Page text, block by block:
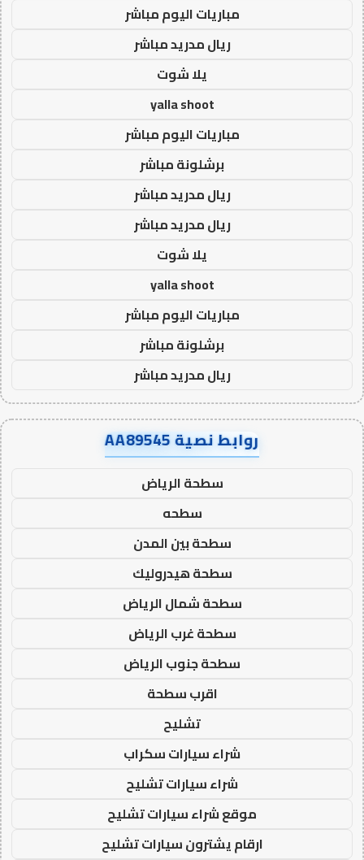
مباريات اليوم مباشر
ريال مدريد مباشر
يلا شوت
yalla shoot
مباريات اليوم مباشر
برشلونة مباشر
ريال مدريد مباشر
ريال مدريد مباشر
يلا شوت
yalla shoot
مباريات اليوم مباشر
برشلونة مباشر
ريال مدريد مباشر
روابط نصية AA89545
سطحة الرياض
سطحه
سطحة بين المدن
سطحة هيدروليك
سطحة شمال الرياض
سطحة غرب الرياض
سطحة جنوب الرياض
اقرب سطحة
تشليح
شراء سيارات سكراب
شراء سيارات تشليح
موقع شراء سيارات تشليح
ارقام يشترون سيارات تشليح